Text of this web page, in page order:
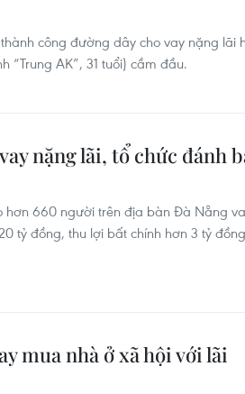
công đường dây cho vay nặng lãi
“Trung AK”, 31 tuổi) cầm đầu.
nặng lãi, tổ chức đánh
hơn 660 người trên địa bàn Đà Nẵng
tỷ đồng, thu lợi bất chính hơn 3 tỷ
mua nhà ở xã hội với lãi